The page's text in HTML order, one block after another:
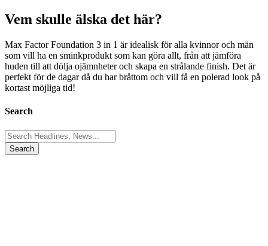
Vem skulle älska det här?
Max Factor Foundation 3 in 1 är idealisk för alla kvinnor och män
som vill ha en sminkprodukt som kan göra allt, från att jämföra
huden till att dölja ojämnheter och skapa en strålande finish. Det är
perfekt för de dagar då du har bråttom och vill få en polerad look på
kortast möjliga tid!
Search
Search
for: